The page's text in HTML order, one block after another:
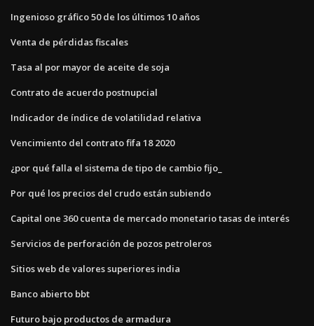
Ingenioso gráfico 50 de los últimos 10 años
Venta de pérdidas fiscales
Tasa al por mayor de aceite de soja
Contrato de acuerdo postnupcial
Indicador de índice de volatilidad relativa
Vencimiento del contrato fifa 18 2020
¿por qué falla el sistema de tipo de cambio fijo_
Por qué los precios del crudo están subiendo
Capital one 360 ​​cuenta de mercado monetario tasas de interés
Servicios de perforación de pozos petroleros
Sitios web de valores superiores india
Banco abierto bbt
Futuro bajo productos de armadura